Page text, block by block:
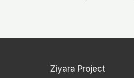
Ziyara Project